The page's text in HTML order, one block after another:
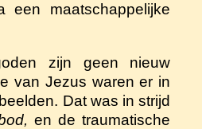
een maatschappelijke
zijn geen nieuw
van Jezus waren er in
Dat was in strijd
en de traumatische